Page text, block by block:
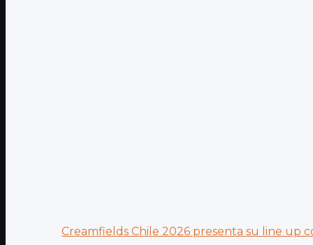
Creamfields Chile 2026 presenta su line up